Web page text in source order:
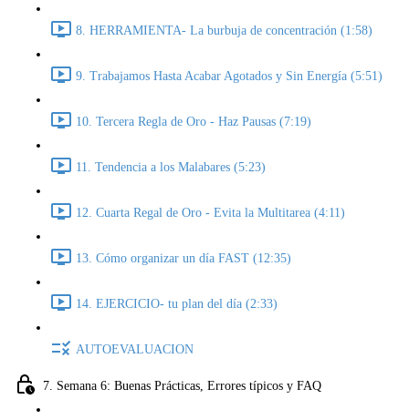
8. HERRAMIENTA- La burbuja de concentración (1:58)
9. Trabajamos Hasta Acabar Agotados y Sin Energía (5:51)
10. Tercera Regla de Oro - Haz Pausas (7:19)
11. Tendencia a los Malabares (5:23)
12. Cuarta Regal de Oro - Evita la Multitarea (4:11)
13. Cómo organizar un día FAST (12:35)
14. EJERCICIO- tu plan del día (2:33)
AUTOEVALUACION
7. Semana 6: Buenas Prácticas, Errores típicos y FAQ